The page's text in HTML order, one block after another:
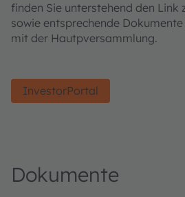
finden Sie unterstehend den
sowie entsprechende
mit der Hautpversammlung.
InvestorPortal
Dokumente